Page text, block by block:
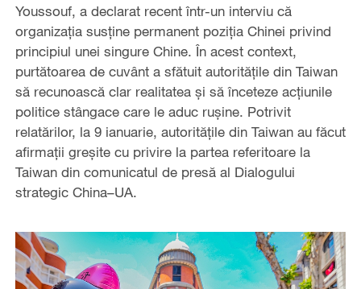
Youssouf, a declarat recent într-un interviu că
organizația susține permanent poziția Chinei privind
principiul unei singure Chine. În acest context,
purtătoarea de cuvânt a sfătuit autoritățile din Taiwan
să recunoască clar realitatea și să înceteze acțiunile
politice stângace care le aduc rușine. Potrivit
relatărilor, la 9 ianuarie, autoritățile din Taiwan au făcut
afirmații greșite cu privire la partea referitoare la
Taiwan din comunicatul de presă al Dialogului
strategic China–UA.